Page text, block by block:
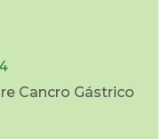
Cancro Gástrico